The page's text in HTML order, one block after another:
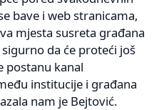
bave i web stranicama,
mjesta susreta građana
da će proteći još
postanu kanal
institucije i građana
nam je Bejtović.